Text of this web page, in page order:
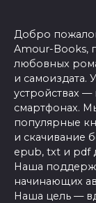
Добро
Amour-Books,
любовных
и самоиздата.
устройствах
смартфонах.
популярные
и скачивание
epub, txt и pdf
Наша
начинающих
Наша цель —